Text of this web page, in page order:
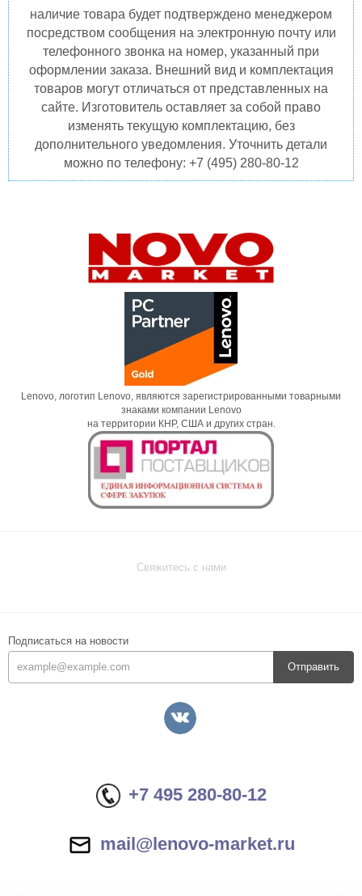
наличие товара будет подтверждено менеджером
посредством сообщения на электронную почту или
телефонного звонка на номер, указанный при
оформлении заказа. Внешний вид и комплектация
товаров могут отличаться от представленных на
сайте. Изготовитель оставляет за собой право
изменять текущую комплектацию, без
дополнительного уведомления. Уточнить детали
можно по телефону: +7 (495) 280-80-12
Lenovo, логотип Lenovo, являются зарегистрированными товарными
знаками компании Lenovo
на территории КНР, США и других стран.
Свяжитесь с нами
Подписаться на новости
Отправить
+7 495 280-80-12
mail@lenovo-market.ru